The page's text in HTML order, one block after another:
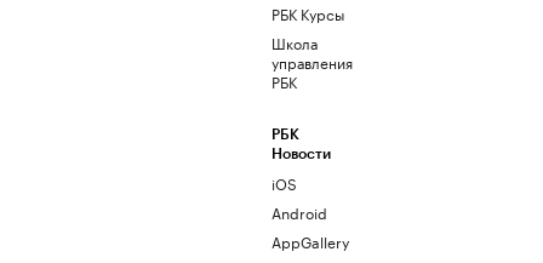
РБК Курсы
Школа
управления
РБК
РБК
Новости
iOS
Android
AppGallery